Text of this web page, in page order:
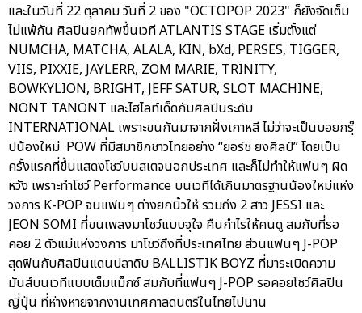
และในวันที่ 22 ตุลาคม วันที่ 2 ของ "OCTOPOP 2023" ก็ยังจัดเต็ม
ไม่แพ้กัน ศิลปินยกทัพขึ้นเวที ATLANTIS STAGE เริ่มตั้งแต่
NUMCHA, MATCHA, ALALA, KIN, bXd, PERSES, TIGGER,
VIIS, PIXXIE, JAYLERR, ZOM MARIE, TRINITY,
BOWKYLION, BRIGHT, JEFF SATUR, SLOT MACHINE,
NONT TANONT และไฮไลท์เด็ดกับศิลปินระดับ
INTERNATIONAL เพราะขนกันมาจากฝั่งเกาหลี ไม่ว่าจะเป็นบอยกรุ๊
ปน้องใหม่ POW ที่มีสมาชิกชาวไทยอย่าง “ยอร์ช ยงศิลป์” โดยเป็น
ครั้งแรกที่ขึ้นแสดงโชว์บนสเตจนอกประเทศ และก็ไม่ทำให้แฟนๆ ผิด
หวัง เพราะทำโชว์ Performance บนเวทีได้เกินมาตรฐานน้องใหม่แห่ง
วงการ K-POP จนแฟนๆ ต่างยกนิ้วให้ รวมถึง 2 สาว JESSI และ
JEON SOMI ที่ขนเพลงมาโชว์แบบจุใจ คืนกำไรให้คนดู สมกับที่รอ
คอย 2 ตัวแม่แห่งวงการ มาโชว์ถึงที่ประเทศไทย ส่วนแฟนๆ J-POP
สุดฟินกับศิลปินแดนปลาดิบ BALLISTIK BOYZ ที่มาระเบิดความ
มันส์บนเวทีแบบเต็มแม็กซ์ สมกับที่แฟนๆ J-POP รอคอยโชว์ศิลปิน
ญี่ปุ่น ที่ห่างหายจากงานเทศกาลดนตรีในไทยไปนาน